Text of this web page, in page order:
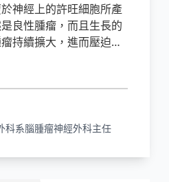
神經上的許旺細胞所產
良性腫瘤，而且生長的
持續擴大，進而壓迫到
生更嚴重的問題。多囊
更沾黏的聽神經瘤，常
加手術切除的相關後遺
血的機會較高，術前、
一般的聽神經瘤困難得
、聽神經、面神經、外
科系腦腫瘤神經外科主任